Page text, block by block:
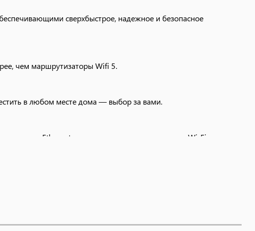
сверхбыстрое, надежное и безопасное
чем маршрутизаторы Wifi 5.
в любом месте дома — выбор за вами.
Ethernet, зарезервировав все диапазоны Wi-Fi для